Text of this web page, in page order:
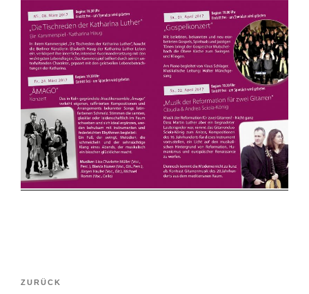
Beitragsnavigation
Vorheriger
ZURÜCK